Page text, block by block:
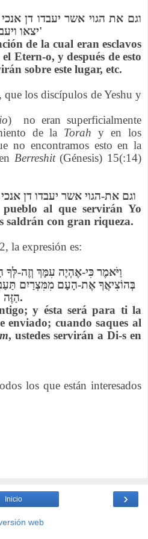
יצאו ויעברו לי על המקום הזה עכ"ל'
de la cual eran esclavos
Etern-o, y después de esto
sobre este lugar, etc.
que los discípulos de Yeshu y
) no eran superficialmente
de la Torahy en los
no encontramos esto en la
Berreshit(Génesis) 15(:14)
וגם את-הגוי אשר יעבדו דן
al que servirán Yo
saldrán con gran riqueza.
la expresión es:
וַיֹּאמֶר כִּי-אֶהְיֶה עִמָּךְ וְזֶה-לְּךָ
בְּהוֹצִיאֲךָ אֶת-הָעָם מִמִּצְרַיִם
הַזֶּה.
y ésta será para ti la
enviado; cuando saques al
, ustedes servirán a Di-s en
los que están interesados
›
Inicio
web